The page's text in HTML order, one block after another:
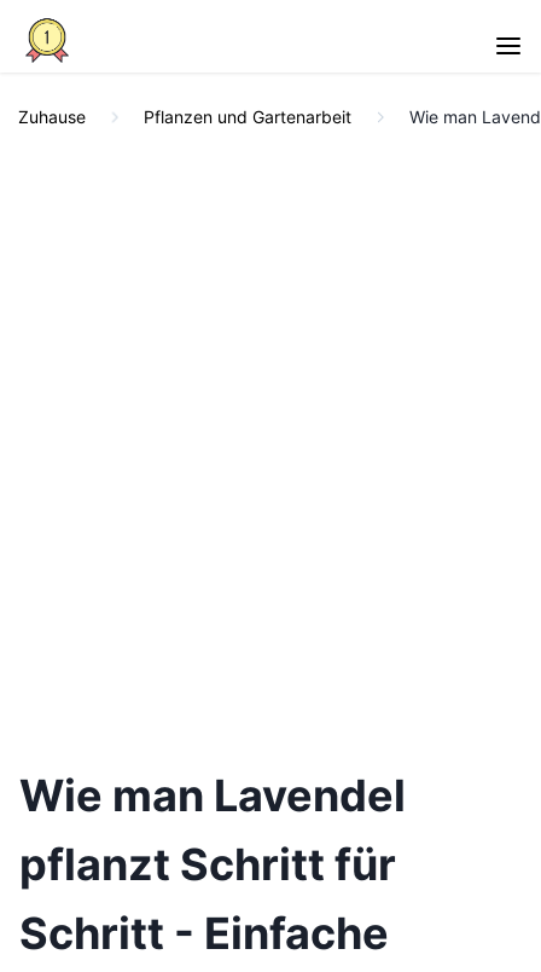
Zuhause Pflanzen und Gartenarbeit Wie man
Wie man Lavendel
pflanzt Schritt für
Schritt - Einfache